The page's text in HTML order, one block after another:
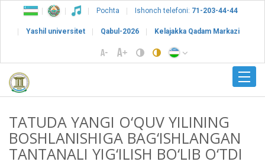
Pochta Ishonch telefoni: 71-203-44-44
Yashil universitet Qabul-2026 Kelajakka Qadam Markazi
TATUDA YANGI O‘QUV YILINING
BOSHLANISHIGA BAG‘ISHLANGAN
TANTANALI YIG‘ILISH BO‘LIB O‘TDI